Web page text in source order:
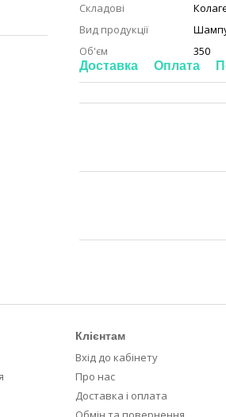
Складові
Вид продукції
Об'єм
350
Доставка Оплата
Клієнтам
Вхід до кабінету
Про нас
Доставка і оплата